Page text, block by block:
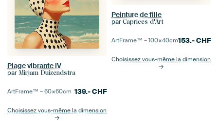
Plage vibrante IV
par Mirjam Duizendstra
ArtFrame™ –60×60cm 139.-CHF
Choisissez vous-même la dimension
Peinture de fille
par Caprices d'Art
ArtFrame™ –100×40cm153.-CHF
Choisissez vous-même la dimension